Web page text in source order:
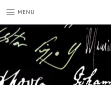
MENU